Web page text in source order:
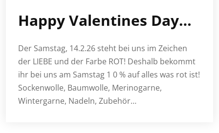
Happy Valentines Day…
Der Samstag, 14.2.26 steht bei uns im Zeichen
der LIEBE und der Farbe ROT! Deshalb bekommt
ihr bei uns am Samstag 1 0 % auf alles was rot ist!
Sockenwolle, Baumwolle, Merinogarne,
Wintergarne, Nadeln, Zubehör…